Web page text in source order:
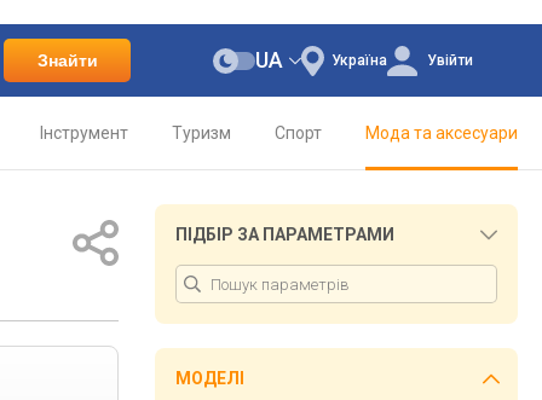
Знайти Україна
UA Увійти
Інструмент Туризм Спорт Мода та аксесуари
ПІДБІР ЗА ПАРАМЕТРАМИ
МОДЕЛІ